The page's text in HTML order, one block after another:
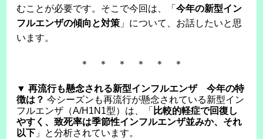
むことが必要です。そこで今回は、「今年の新型イン
フルエンザの傾向と対策 」について、お話したいと思
います。
＊ ＊ ＊ ＊ ＊ ＊
▼ 再流行も懸念される新型インフルエンザ 今年の特
徴は？ 今シーズンも再流行が懸念されている新型イン
フルエンザ（A/H1N1型）は、「 比較的軽症で回復し
やすく、致死率は季節性インフルエンザ並みか、それ
以下 」と分析されています。